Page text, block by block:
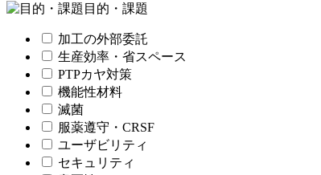
目的・課題
加工の外部委託
生産効率・省スペース
PTPカヤ対策
機能性材料
滅菌
服薬遵守・CRSF
ユーザビリティ
セキュリティ